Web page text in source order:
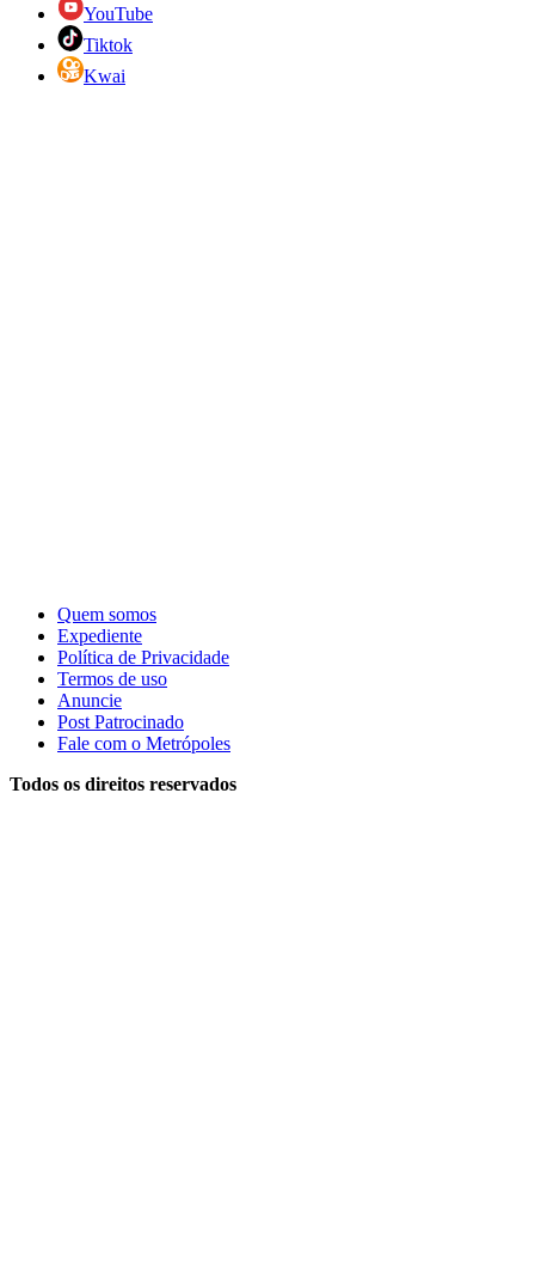
YouTube
Tiktok
Kwai
Quem somos
Expediente
Política de Privacidade
Termos de uso
Anuncie
Post Patrocinado
Fale com o Metrópoles
Todos os direitos reservados